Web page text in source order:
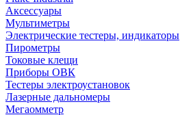
Аксессуары
Мультиметры
Электрические тестеры, индикаторы
Пирометры
Токовые клещи
Приборы ОВК
Тестеры электроустановок
Лазерные дальномеры
Мегаомметр